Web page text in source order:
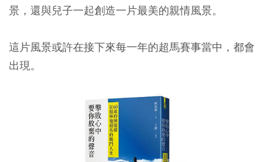
景，還與兒子一起創造一片最美的親情風景。
這片風景或許在接下來每一年的超馬賽事當中，都會
出現。